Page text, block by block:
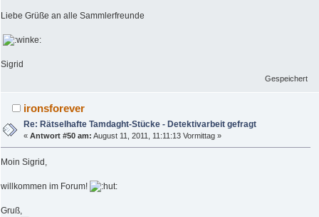
Liebe Grüße an alle Sammlerfreunde
Sigrid
Gespeichert
ironsforever
Re: Rätselhafte Tamdaght-Stücke - Detektivarbeit gefragt
«Antwort #50 am: August 11, 2011, 11:11:13 Vormittag »
Moin Sigrid,
willkommen im Forum!
Gruß,